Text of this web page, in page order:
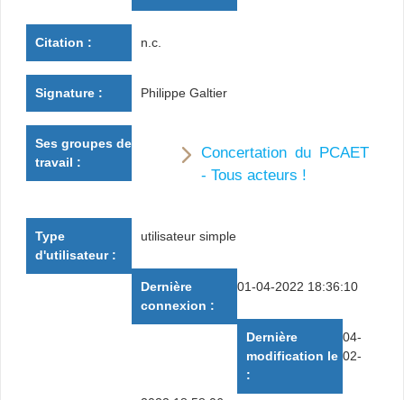
Citation : n.c.
Signature : Philippe Galtier
Ses groupes de
travail :
Concertation du PCAET
- Tous acteurs !
Type
d'utilisateur :
utilisateur simple
Dernière
connexion :
01-04-2022 18:36:10
Dernière
modification le
:
04-
02-